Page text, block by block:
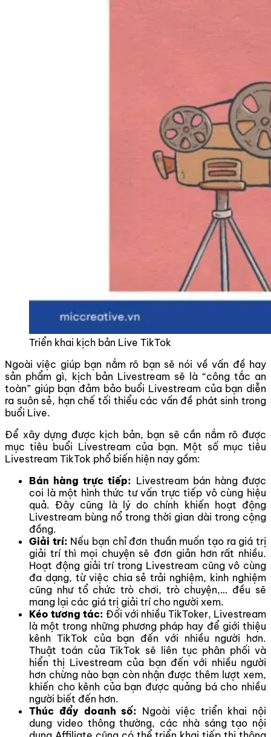
Triển khai kịch bản Live TikTok
Ngoài việc giúp bạn nắm rõ bạn sẽ nói về vấn đề hay
sản phẩm gì, kịch bản Livestream sẽ là “công tắc an
toàn” giúp bạn đảm bảo buổi Livestream của bạn diễn
ra suôn sẻ, hạn chế tối thiểu các vấn đề phát sinh trong
buổi Live.
Để xây dựng được kịch bản, bạn sẽ cần nắm rõ được
mục tiêu buổi Livestream của bạn. Một số mục tiêu
Livestream TikTok phổ biến hiện nay gồm:
Bán hàng trực tiếp: Livestream bán hàng được
coi là một hình thức tư vấn trực tiếp vô cùng hiệu
quả. Đây cũng là lý do chính khiến hoạt động
Livestream bùng nổ trong thời gian dài trong cộng
đồng.
Giải trí: Nếu bạn chỉ đơn thuần muốn tạo ra giá trị
giải trí thì mọi chuyện sẽ đơn giản hơn rất nhiều.
Hoạt động giải trí trong Livestream cũng vô cùng
đa dạng, từ việc chia sẻ trải nghiệm, kinh nghiệm
cũng như tổ chức trò chơi, trò chuyện,… đều sẽ
mang lại các giá trị giải trí cho người xem.
Kéo tương tác: Đối với nhiều TikToker, Livestream
là một trong những phương pháp hay để giới thiệu
kênh TikTok của bạn đến với nhiều người hơn.
Thuật toán của TikTok sẽ liên tục phân phối và
hiển thị Livestream của bạn đến với nhiều người
hơn chừng nào bạn còn nhận được thêm lượt xem,
khiến cho kênh của bạn được quảng bá cho nhiều
người biết đến hơn.
Thúc đẩy doanh số: Ngoài việc triển khai nội
dung video thông thường, các nhà sáng tạo nội